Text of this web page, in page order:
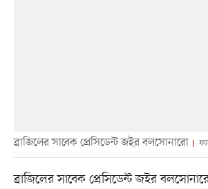
ব্রাজিলের সাবেক প্রেসিডেন্ট জইর বলসোনারো
ব্রাজিলের সাবেক প্রেসিডেন্ট জইর